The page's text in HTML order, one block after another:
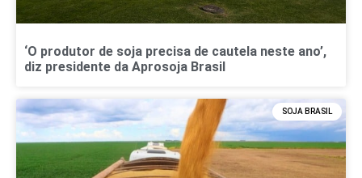
‘O produtor de soja precisa de cautela neste ano’,
diz presidente da Aprosoja Brasil
SOJA BRASIL